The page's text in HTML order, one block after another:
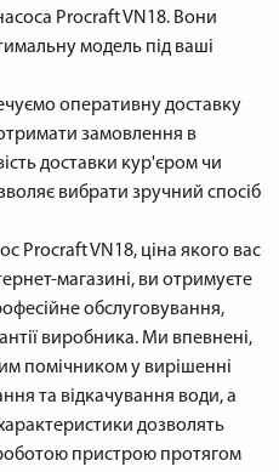
Procraft VN18. Вони
модель під ваші
оперативну доставку
замовлення в
доставки кур'єром чи
вибрати зручний спосіб
Procraft VN18, ціна якого вас
магазині, ви отримуєте
обслуговування,
виробника. Ми впевнені,
помічником у вирішенні
та відкачування води, а
дозволять
пристрою протягом